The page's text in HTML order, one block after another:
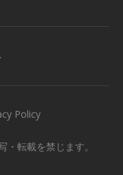
転載を禁じます。
Policy